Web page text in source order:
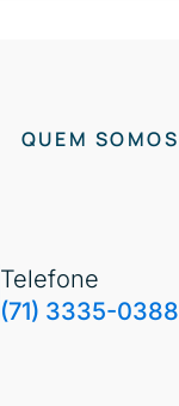
QUEM SOMOS
Telefone
(71) 3335-0388